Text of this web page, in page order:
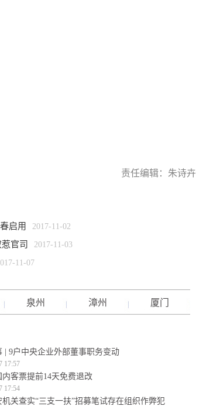
责任编辑：朱诗卉
启用 2017-11-02
官司 2017-11-03
11-07
泉州 漳州 厦门
| 9户中央企业外部董事职务变动
17:57
内客票提前14天免费退改
17:54
机关查实“三支一扶”招募笔试存在组织作弊犯